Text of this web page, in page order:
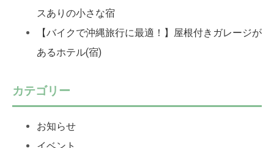
スありの小さな宿
【バイクで沖縄旅行に最適！】屋根付きガレージが
あるホテル(宿)
カテゴリー
お知らせ